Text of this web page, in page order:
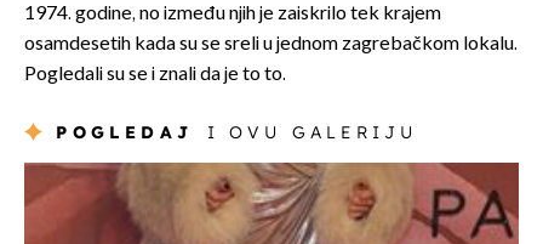
1974. godine, no između njih je zaiskrilo tek krajem
osamdesetih kada su se sreli u jednom zagrebačkom lokalu.
Pogledali su se i znali da je to to.
POGLEDAJ I OVU GALERIJU